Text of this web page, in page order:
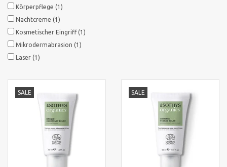
PCA SKINCARE
Blog
Körperpflege (1)
Nachtcreme (1)
Kosmetischer Eingriff (1)
Mikrodermabrasion (1)
Laser (1)
SALE SALE